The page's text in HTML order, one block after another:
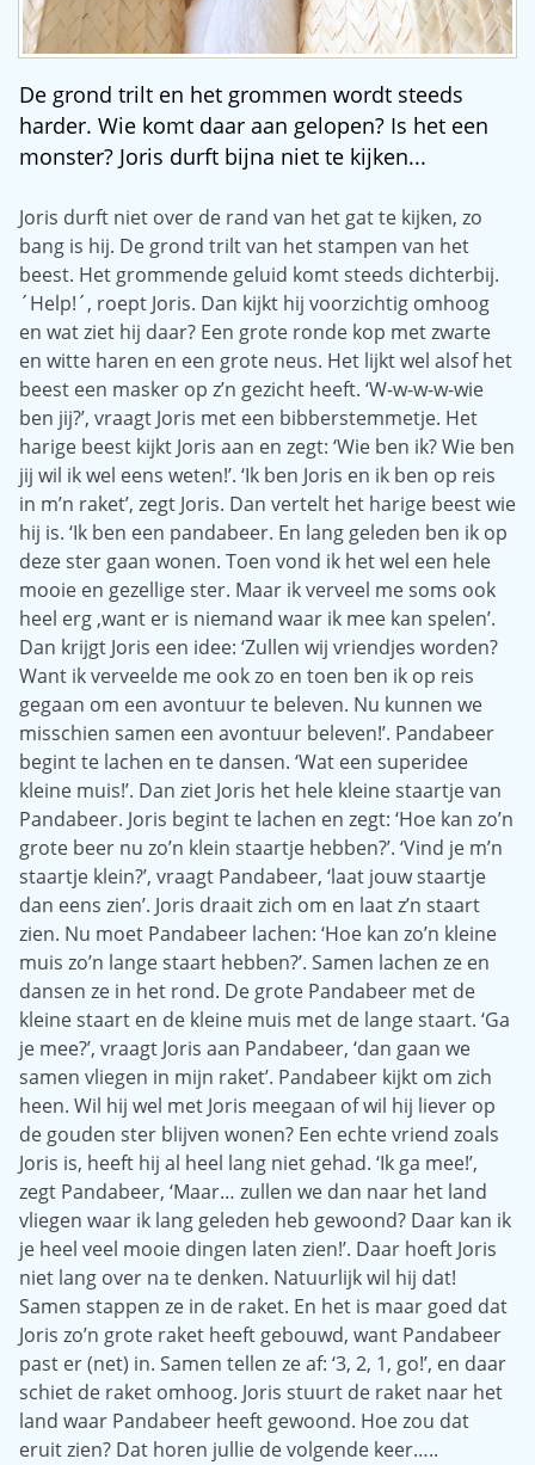
De grond trilt en het grommen wordt steeds
harder. Wie komt daar aan gelopen? Is het een
monster? Joris durft bijna niet te kijken...
Joris durft niet over de rand van het gat te kijken, zo
bang is hij. De grond trilt van het stampen van het
beest. Het grommende geluid komt steeds dichterbij.
´Help!´, roept Joris. Dan kijkt hij voorzichtig omhoog
en wat ziet hij daar? Een grote ronde kop met zwarte
en witte haren en een grote neus. Het lijkt wel alsof het
beest een masker op z’n gezicht heeft. ‘W-w-w-w-wie
ben jij?’, vraagt Joris met een bibberstemmetje. Het
harige beest kijkt Joris aan en zegt: ‘Wie ben ik? Wie ben
jij wil ik wel eens weten!’. ‘Ik ben Joris en ik ben op reis
in m’n raket’, zegt Joris. Dan vertelt het harige beest wie
hij is. ‘Ik ben een pandabeer. En lang geleden ben ik op
deze ster gaan wonen. Toen vond ik het wel een hele
mooie en gezellige ster. Maar ik verveel me soms ook
heel erg ,want er is niemand waar ik mee kan spelen’.
Dan krijgt Joris een idee: ‘Zullen wij vriendjes worden?
Want ik verveelde me ook zo en toen ben ik op reis
gegaan om een avontuur te beleven. Nu kunnen we
misschien samen een avontuur beleven!’. Pandabeer
begint te lachen en te dansen. ‘Wat een superidee
kleine muis!’. Dan ziet Joris het hele kleine staartje van
Pandabeer. Joris begint te lachen en zegt: ‘Hoe kan zo’n
grote beer nu zo’n klein staartje hebben?’. ‘Vind je m’n
staartje klein?’, vraagt Pandabeer, ‘laat jouw staartje
dan eens zien’. Joris draait zich om en laat z’n staart
zien. Nu moet Pandabeer lachen: ‘Hoe kan zo’n kleine
muis zo’n lange staart hebben?’. Samen lachen ze en
dansen ze in het rond. De grote Pandabeer met de
kleine staart en de kleine muis met de lange staart. ‘Ga
je mee?’, vraagt Joris aan Pandabeer, ‘dan gaan we
samen vliegen in mijn raket’. Pandabeer kijkt om zich
heen. Wil hij wel met Joris meegaan of wil hij liever op
de gouden ster blijven wonen? Een echte vriend zoals
Joris is, heeft hij al heel lang niet gehad. ‘Ik ga mee!’,
zegt Pandabeer, ‘Maar… zullen we dan naar het land
vliegen waar ik lang geleden heb gewoond? Daar kan ik
je heel veel mooie dingen laten zien!’. Daar hoeft Joris
niet lang over na te denken. Natuurlijk wil hij dat!
Samen stappen ze in de raket. En het is maar goed dat
Joris zo’n grote raket heeft gebouwd, want Pandabeer
past er (net) in. Samen tellen ze af: ‘3, 2, 1, go!’, en daar
schiet de raket omhoog. Joris stuurt de raket naar het
land waar Pandabeer heeft gewoond. Hoe zou dat
eruit zien? Dat horen jullie de volgende keer…..